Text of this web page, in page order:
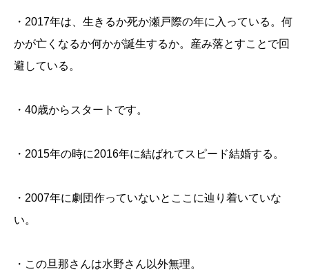
・2017年は、生きるか死か瀬戸際の年に入っている。何
かが亡くなるか何かが誕生するか。産み落とすことで回
避している。
・40歳からスタートです。
・2015年の時に2016年に結ばれてスピード結婚する。
・2007年に劇団作っていないとここに辿り着いていな
い。
・この旦那さんは水野さん以外無理。